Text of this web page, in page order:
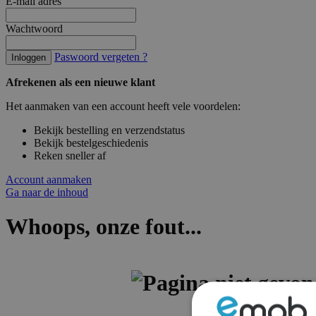
Wachtwoord
Inloggen Paswoord vergeten ?
Afrekenen als een nieuwe klant
Het aanmaken van een account heeft vele voordelen:
Bekijk bestelling en verzendstatus
Bekijk bestelgeschiedenis
Reken sneller af
Account aanmaken
Ga naar de inhoud
Whoops, onze fout...